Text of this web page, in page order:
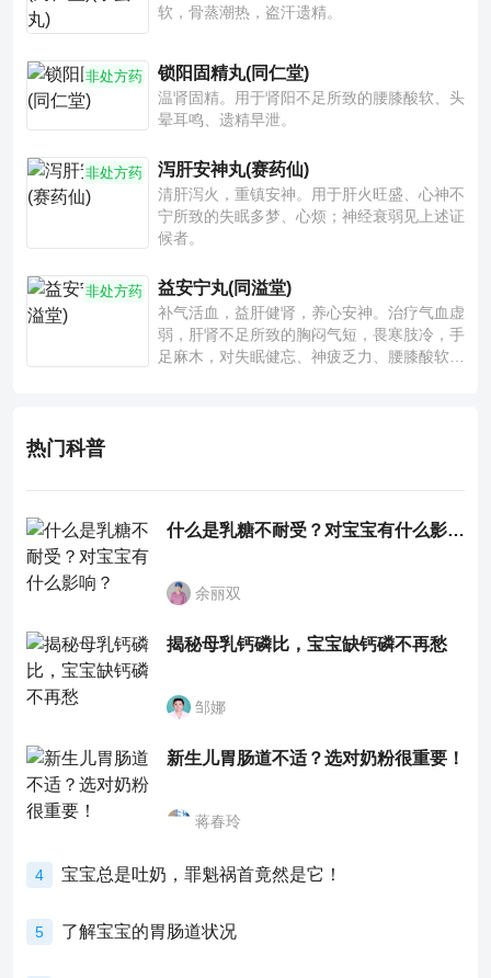
软，骨蒸潮热，盗汗遗精。
非处方药 锁阳固精丸(同仁堂)
温肾固精。用于肾阳不足所致的腰膝酸软、头
晕耳鸣、遗精早泄。
非处方药 泻肝安神丸(赛药仙)
清肝泻火，重镇安神。用于肝火旺盛、心神不
宁所致的失眠多梦、心烦；神经衰弱见上述证
候者。
非处方药 益安宁丸(同溢堂)
补气活血，益肝健肾，养心安神。治疗气血虚
弱，肝肾不足所致的胸闷气短，畏寒肢冷，手
足麻木，对失眠健忘、神疲乏力、腰膝酸软也
热门科普
什么是乳糖不耐受？对宝宝有什么影响？
余丽双
揭秘母乳钙磷比，宝宝缺钙磷不再愁
邹娜
新生儿胃肠道不适？选对奶粉很重要！
蒋春玲
4 宝宝总是吐奶，罪魁祸首竟然是它！
5 了解宝宝的胃肠道状况